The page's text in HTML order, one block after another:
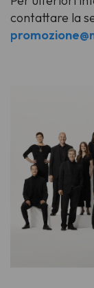
contattare la